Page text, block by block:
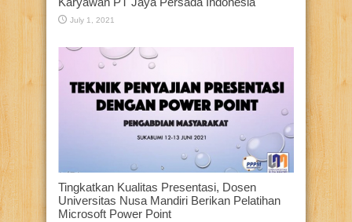
July 1, 2021
Tingkatkan Kualitas Presentasi, Dosen
Universitas Nusa Mandiri Berikan Pelatihan
Microsoft Power Point